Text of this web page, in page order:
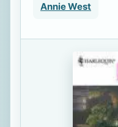
Annie West